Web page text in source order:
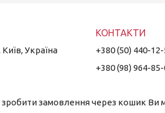
Україна
+380 (50) 440-12-
+380 (98) 964-85-
замовлення через кошик Ви